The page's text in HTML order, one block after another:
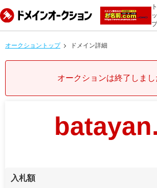
ト
ッ
プ
オークショントップ ドメイン詳細
オークションは終了しまし
入札額